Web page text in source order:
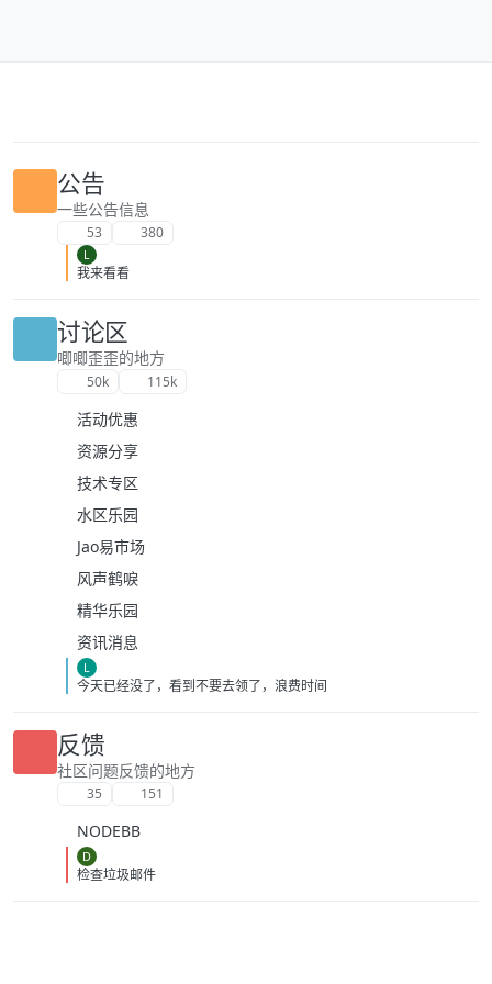
公告
一些公告信息
53 380
L
我来看看
讨论区
唧唧歪歪的地方
50k 115k
活动优惠
资源分享
技术专区
水区乐园
Jao易市场
风声鹤唳
精华乐园
资讯消息
L
今天已经没了，看到不要去领了，浪费时间
反馈
社区问题反馈的地方
35 151
NODEBB
D
检查垃圾邮件